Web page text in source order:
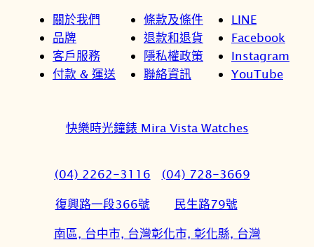
關於我們
品牌
客戶服務
付款 & 運送
條款及條件
退款和退貨
隱私權政策
聯絡資訊
LINE
Facebook
Instagram
YouTube
快樂時光鐘錶 Mira Vista Watches
(04) 2262-3116
復興路一段366號
南區, 台中市, 台灣
(04) 728-3669
民生路79號
彰化市, 彰化縣, 台灣